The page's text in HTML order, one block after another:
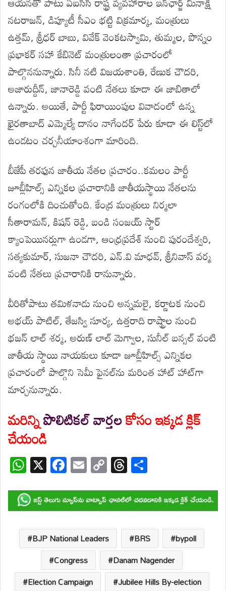
నటరాజన్, డిప్యూటీ సీఎం భట్టి విక్రమార్క, మంత్రులు
ఉత్తమ్, శ్రీధర్ బాబు, వివేక్ వెంకటస్వామి, తుమ్మల, పొన్నం
ప్రభాకర్ సహా కేబినెట్ మంత్రులంతా ప్రచారంలో
పాల్గొననున్నారు. సినీ నటి విజయశాంతి, రేణుక చౌదరి,
అజారుద్దీన్, జానారెడ్డి వంటి నేతలు కూడా ఈ జాబితాలో
ఉన్నారు. అయితే, పార్టీ ఫిరాయింపుల వివాదంలో ఉన్న
ఖైరతాబాద్ ఎమ్మెల్యే దానం నాగేందర్ పేరు కూడా ఈ లిస్ట్‌లో
ఉండటం చర్చనీయాంశంగా మారింది.
బీజేపీ తరఫున జాతీయ నేతల ప్రచారం..కమలం పార్టీ
జూబ్లీహిల్స్ ఎన్నికల ప్రచారానికి జాతీయస్థాయి నేతలను
రంగంలోకి దించుతోంది. కేంద్ర మంత్రులు నిర్మలా
సీతారామన్, కిషన్ రెడ్డి, బండి సంజయ్ స్టార్
క్యాంపెయినర్లుగా ఉండగా, ఆంధ్రప్రదేశ్ నుంచి పురందేశ్వరి,
సత్యకుమార్, సుజనా చౌదరి, ఎన్.వి మాధవ్, శ్రీనివాస్ వర్మ
వంటి నేతలు ప్రచారానికి రానున్నారు.
వీరితోపాటు తమిళనాడు నుంచి అన్నమలై, కర్ణాటక నుంచి
అభయ్ పాటిల్, తేజస్వి సూర్య, ఉత్తరాది రాష్ట్రాల నుంచి
భజన్ లాల్ శర్మ, అరుణ్ లాల్ మెగ్వాల, సునీల్ బన్సల్ వంటి
జాతీయ స్థాయి నాయకులు కూడా జూబ్లీహిల్స్ ఎన్నికల
ప్రచారంలో పాల్గొని సెమీ ఫైనల్‌ను మరింత హాట్ హాట్‌గా
మార్చనున్నారు.
మరిన్నిపొలిటికల్ వార్తలకోసం ఇక్కడ క్లిక్
చేయండి
W
h
at
s
A
p
X F
ac
e
b
o
o
k
E
m
ail
C
o
p
y
Li
n
k
T
hr
e
a
d
s
ar
e
BJP National Leaders BRS
bypoll
Congress
Danam Nagender
Election Campaign
Jubilee Hills By-election